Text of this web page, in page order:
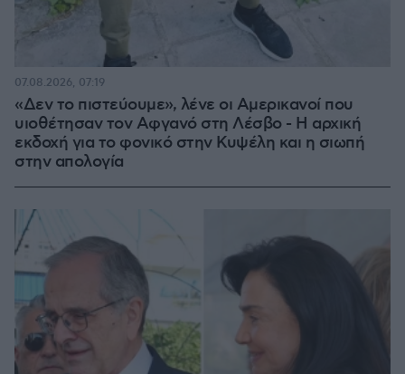
«Δεν το πιστεύουμε», λένε οι Αμερικανοί που
υιοθέτησαν τον Αφγανό στη Λέσβο - Η αρχική
εκδοχή για το φονικό στην Κυψέλη και η σιωπή
στην απολογία
07.08.2026, 07:19